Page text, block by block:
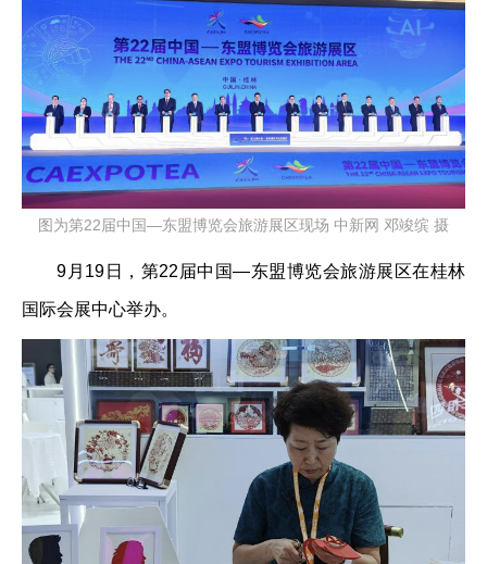
图为第22届中国—东盟博览会旅游展区现场 中新网 邓竣缤 摄
9月19日，第22届中国—东盟博览会旅游展区在桂林
国际会展中心举办。